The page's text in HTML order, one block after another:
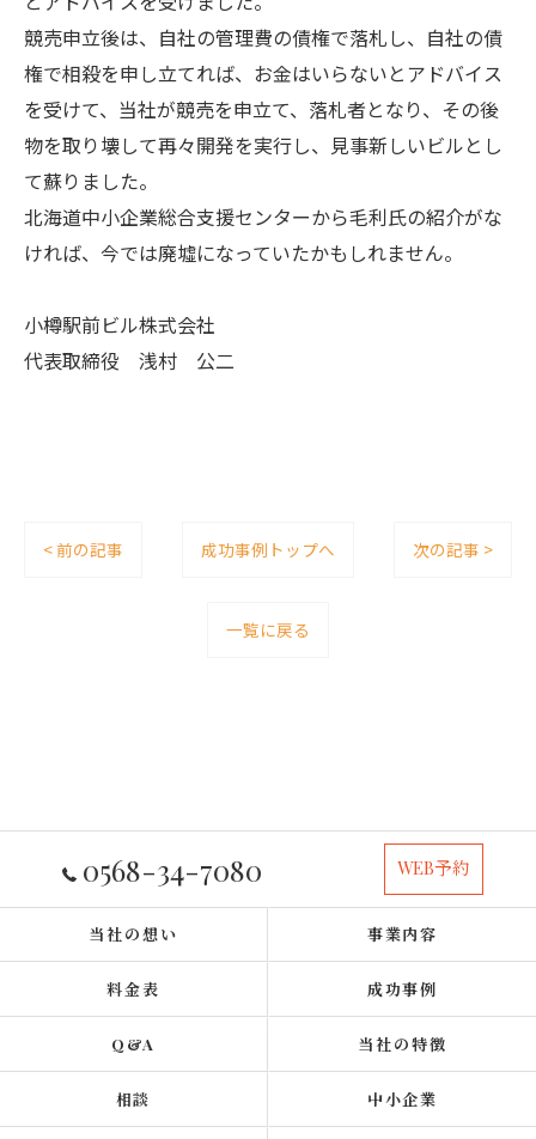
競売申立後は、自社の管理費の債権で落札し、自社の債
権で相殺を申し立てれば、お金はいらないとアドバイス
を受けて、当社が競売を申立て、落札者となり、その後
物を取り壊して再々開発を実行し、見事新しいビルとし
て蘇りました。
北海道中小企業総合支援センターから毛利氏の紹介がな
ければ、今では廃墟になっていたかもしれません。
小樽駅前ビル株式会社
代表取締役 浅村 公二
< 前の記事 成功事例トップへ 次の記事 >
一覧に戻る
0568-34-7080 WEB予約
当社の想い 事業内容
料金表 成功事例
Q&A 当社の特徴
相談 中小企業